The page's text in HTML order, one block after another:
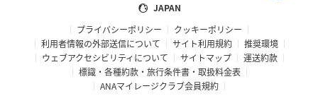
JAPAN
プライバシーポリシー
クッキーポリシー
利用者情報の外部送信について
サイト利用規約
推奨環境
ウェブアクセシビリティについて
サイトマップ
運送約款
標識・各種約款・旅行条件書・取扱料金表
ANAマイレージクラブ会員規約